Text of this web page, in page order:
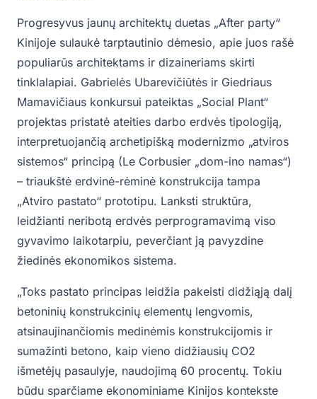
Progresyvus jaunų architektų duetas „After party“
Kinijoje sulaukė tarptautinio dėmesio, apie juos rašė
populiarūs architektams ir dizaineriams skirti
tinklalapiai. Gabrielės Ubarevičiūtės ir Giedriaus
Mamavičiaus konkursui pateiktas „Social Plant“
projektas pristatė ateities darbo erdvės tipologiją,
interpretuojančią archetipišką modernizmo „atviros
sistemos“ principą (Le Corbusier „dom-ino namas“)
– triaukštė erdvinė-rėminė konstrukcija tampa
„Atviro pastato“ prototipu. Lanksti struktūra,
leidžianti neribotą erdvės perprogramavimą viso
gyvavimo laikotarpiu, peverčiant ją pavyzdine
žiedinės ekonomikos sistema.
„Toks pastato principas leidžia pakeisti didžiąją dalį
betoninių konstrukcinių elementų lengvomis,
atsinaujinančiomis medinėmis konstrukcijomis ir
sumažinti betono, kaip vieno didžiausių CO2
išmetėjų pasaulyje, naudojimą 60 procentų. Tokiu
būdu sparčiame ekonominiame Kinijos kontekste